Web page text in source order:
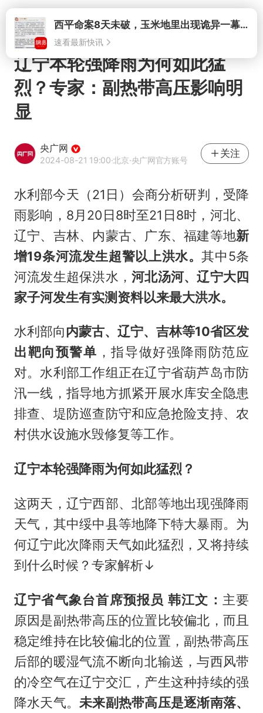
打开西平命案8天未破，玉米地里出现诡异一幕，我突然想起了欧金中
速看最新快讯
辽宁本轮强降雨为何如此猛
烈？专家：副热带高压影响明
显
央广网
2024-08-21 19:00·北京·央广网官方账号
关注
水利部今天（21日）会商分析研判，受降
雨影响，8月20日8时至21日8时，河北、
辽宁、吉林、内蒙古、广东、福建等地新
增19条河流发生超警以上洪水。其中5条
河流发生超保洪水，河北汤河、辽宁大四
家子河发生有实测资料以来最大洪水。
水利部向内蒙古、辽宁、吉林等10省区发
出靶向预警单 ，指导做好强降雨防范应
对。水利部工作组正在辽宁省葫芦岛市防
汛一线，指导地方抓紧开展水库安全隐患
排查、堤防巡查防守和应急抢险支持、农
村供水设施水毁修复等工作。
辽宁本轮强降雨为何如此猛烈？
这两天，辽宁西部、北部等地出现强降雨
天气，其中绥中县等地降下特大暴雨。为
何辽宁此次降雨天气如此猛烈，又将持续
到什么时候？专家解析↓
辽宁省气象台首席预报员 韩江文： 主要
原因是副热带高压的位置比较偏北，而且
稳定维持在比较偏北的位置，副热带高压
后部的暖湿气流不断向北输送，与西风带
的冷空气在辽宁交汇，产生这种持续的强
降水天气。 未来副热带高压是逐渐南落、